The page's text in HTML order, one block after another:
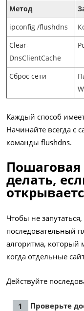
Метод
ipconfig /flushdns
Clear-
DnsClientCache
Сброс сети
Каждый способ
Начинайте всегда с
команды flushdns.
Пошаговая
делать,
Чтобы не
последовательный
алгоритма, который
когда отдельные
Действуйте
Проверьте